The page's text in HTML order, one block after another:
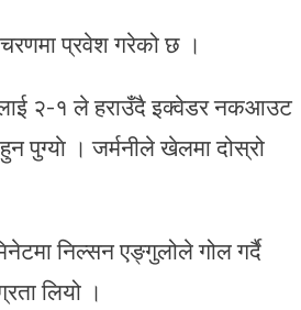
प्रवेश गरेको छ ।
२-१ ले हराउँदै इक्वेडर नकआउट
पुग्याे । जर्मनीले खेलमा दोस्रो
निल्सन एङ्गुलोले गोल गर्दै
लियो ।